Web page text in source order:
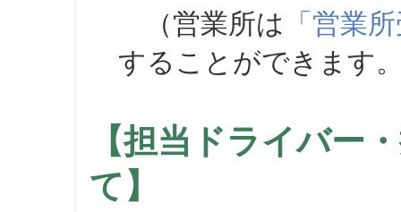
（営業所は 「営業
することができます
【担当ドライバー
て】